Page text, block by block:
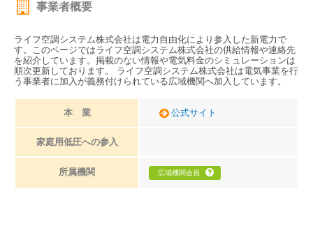
事業者概要
ライフ空調システム株式会社は電力自由化により参入した新電力で
す。このページではライフ空調システム株式会社の供給情報や連絡先
を紹介しています。掲載のない情報や電気料金のシミュレーションは
順次更新しております。 ライフ空調システム株式会社は電気事業を行
う事業者に加入が義務付けられている広域機関へ加入しています。
本 業 公式サイト
家庭用低圧への参入
所属機関 広域機関会員